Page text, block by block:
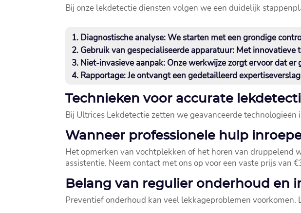
Bij onze lekdetectie diensten volgen we een duidelijk
Diagnostische analyse:We starten met een grondige
Gebruik van gespecialiseerde apparatuur: Met innovatieve
Niet-invasieve aanpak: Onze werkwijze zorgt ervoor dat er
Rapportage:Je ontvangt een gedetailleerd
Technieken voor accurate
Bij Ultrices Lekdetectie zetten we geavanceerde
Wanneer professionele hulp
Het opmerken van vochtplekken of het horen van druppelend
assistentie.​ Neem contact met ons op voor een vaste prijs van
Belang van regulier onderhoud en
Preventief onderhoud kan veel lekkageproblemen